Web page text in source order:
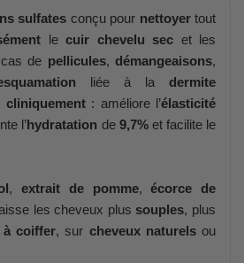
sulfates conçu pour nettoyertout
le cuir chevelu sec et les
de pellicules,démangeaisons,
liée à la dermite
cliniquement: améliore l’élasticité
l’hydratation de 9,7%et facilite le
,extrait de pomme,écorce de
les cheveux plus souples, plus
à coiffer, sur cheveux naturelsou